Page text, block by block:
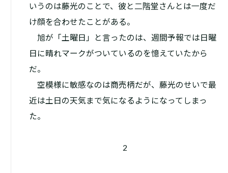
いうのは藤光のことで、彼と二階堂さんとは一度だ
け顔を合わせたことがある。
旭が「土曜日」と言ったのは、週間予報では日曜
日に晴れマークがついているのを憶えていたから
だ。
空模様に敏感なのは商売柄だが、藤光のせいで最
近は土日の天気まで気になるようになってしまっ
た。
2